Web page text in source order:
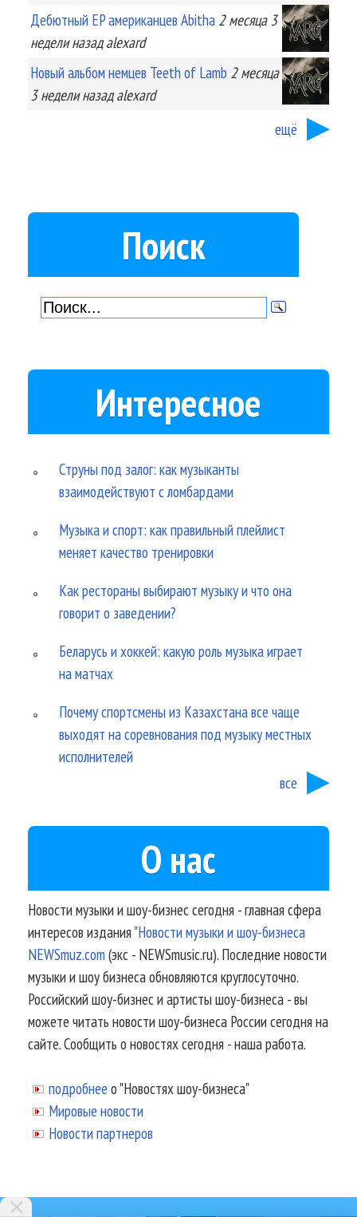
Дебютный EP американцев Abitha 2 месяца 3
неделиназад alexard
Новый альбом немцев Teeth of Lamb 2 месяца
3 неделиназад alexard
ещё
Поиск
Интересное
Струны под залог: как музыканты
взаимодействуют с ломбардами
Музыка и спорт: как правильный плейлист
меняет качество тренировки
Как рестораны выбирают музыку и что она
говорит о заведении?
Беларусь и хоккей: какую роль музыка играет
на матчах
Почему спортсмены из Казахстана все чаще
выходят на соревнования под музыку местных
исполнителей
все
О нас
Новости музыки и шоу-бизнес сегодня - главная сфера
интересов издания"Новости музыки и шоу-бизнеса
NEWSmuz.com(экс - NEWSmusic.ru). Последние новости
музыки и шоу бизнеса обновляются круглосуточно.
Российский шоу-бизнес и артисты шоу-бизнеса - вы
можете читать новости шоу-бизнеса России сегодня на
сайте. Сообщить о новостях сегодня - наша работа.
подробнее о "Новостях шоу-бизнеса"
Мировые новости
Новости партнеров